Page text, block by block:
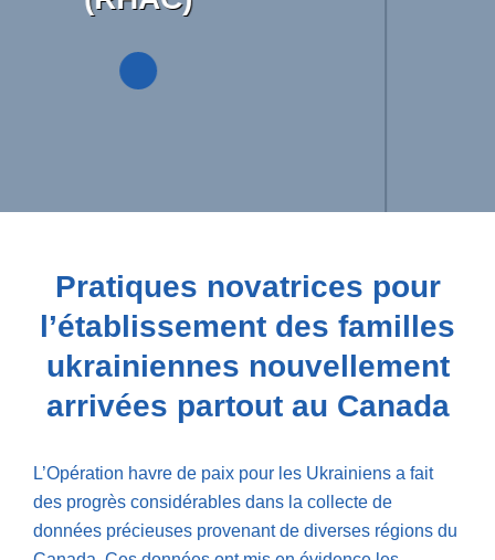
Pratiques novatrices pour
l’établissement des familles
ukrainiennes nouvellement
arrivées partout au Canada
L’Opération havre de paix pour les Ukrainiens a fait
des progrès considérables dans la collecte de
données précieuses provenant de diverses régions du